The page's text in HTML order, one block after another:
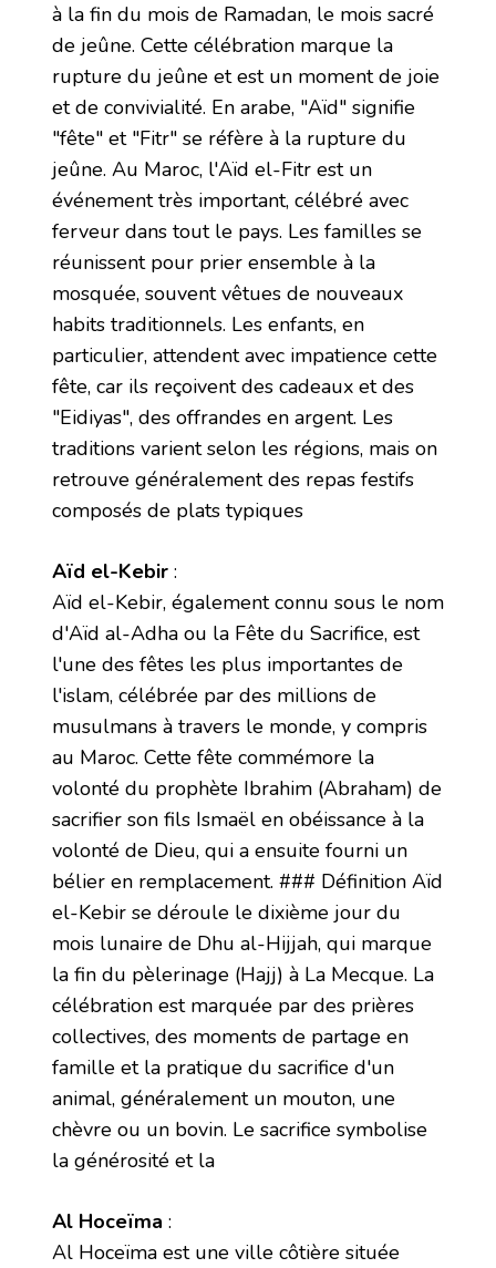
à la fin du mois de Ramadan, le mois sacré
de jeûne. Cette célébration marque la
rupture du jeûne et est un moment de joie
et de convivialité. En arabe, "Aïd" signifie
"fête" et "Fitr" se réfère à la rupture du
jeûne. Au Maroc, l'Aïd el-Fitr est un
événement très important, célébré avec
ferveur dans tout le pays. Les familles se
réunissent pour prier ensemble à la
mosquée, souvent vêtues de nouveaux
habits traditionnels. Les enfants, en
particulier, attendent avec impatience cette
fête, car ils reçoivent des cadeaux et des
"Eidiyas", des offrandes en argent. Les
traditions varient selon les régions, mais on
retrouve généralement des repas festifs
composés de plats typiques
Aïd el-Kebir :
Aïd el-Kebir, également connu sous le nom
d'Aïd al-Adha ou la Fête du Sacrifice, est
l'une des fêtes les plus importantes de
l'islam, célébrée par des millions de
musulmans à travers le monde, y compris
au Maroc. Cette fête commémore la
volonté du prophète Ibrahim (Abraham) de
sacrifier son fils Ismaël en obéissance à la
volonté de Dieu, qui a ensuite fourni un
bélier en remplacement. ### Définition Aïd
el-Kebir se déroule le dixième jour du
mois lunaire de Dhu al-Hijjah, qui marque
la fin du pèlerinage (Hajj) à La Mecque. La
célébration est marquée par des prières
collectives, des moments de partage en
famille et la pratique du sacrifice d'un
animal, généralement un mouton, une
chèvre ou un bovin. Le sacrifice symbolise
la générosité et la
Al Hoceïma :
Al Hoceïma est une ville côtière située